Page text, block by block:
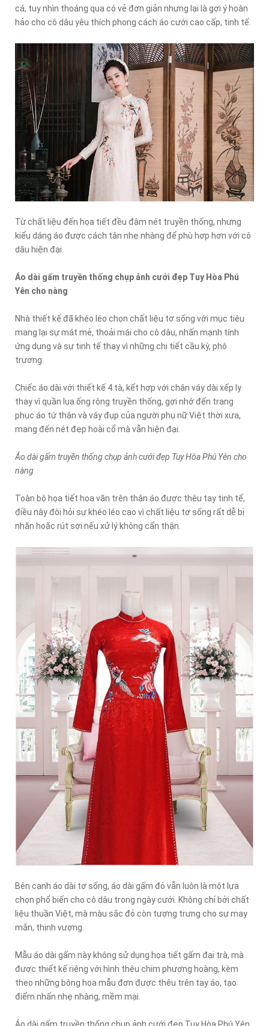
cá, tuy nhìn thoáng qua có vẻ đơn giản nhưng lại là gợi ý hoàn
hảo cho cô dâu yêu thích phong cách áo cưới cao cấp, tinh tế.
Từ chất liệu đến họa tiết đều đậm nét truyền thống, nhưng
kiểu dáng áo được cách tân nhẹ nhàng để phù hợp hơn với cô
dâu hiện đại.
Áo dài gấm truyền thống chụp ảnh cưới đẹp Tuy Hòa Phú
Yên cho nàng
Nhà thiết kế đã khéo léo chọn chất liệu tơ sống với mục tiêu
mang lại sự mát mẻ, thoải mái cho cô dâu, nhấn mạnh tính
ứng dụng và sự tinh tế thay vì những chi tiết cầu kỳ, phô
trương.
Chiếc áo dài với thiết kế 4 tà, kết hợp với chân váy dài xếp ly
thay vì quần lụa ống rộng truyền thống, gợi nhớ đến trang
phục áo tứ thân và váy đụp của người phụ nữ Việt thời xưa,
mang đến nét đẹp hoài cổ mà vẫn hiện đại.
Áo dài gấm truyền thống chụp ảnh cưới đẹp Tuy Hòa Phú Yên cho
nàng
Toàn bộ họa tiết hoa văn trên thân áo được thêu tay tinh tế,
điều này đòi hỏi sự khéo léo cao vì chất liệu tơ sống rất dễ bị
nhăn hoặc rút sợi nếu xử lý không cẩn thận.
Bên cạnh áo dài tơ sống, áo dài gấm đỏ vẫn luôn là một lựa
chọn phổ biến cho cô dâu trong ngày cưới. Không chỉ bởi chất
liệu thuần Việt, mà màu sắc đỏ còn tượng trưng cho sự may
mắn, thịnh vượng.
Mẫu áo dài gấm này không sử dụng họa tiết gấm đại trà, mà
được thiết kế riêng với hình thêu chim phượng hoàng, kèm
theo những bông hoa mẫu đơn được thêu trên tay áo, tạo
điểm nhấn nhẹ nhàng, mềm mại.
Áo dài gấm truyền thống chụp ảnh cưới đẹp Tuy Hòa Phú Yên